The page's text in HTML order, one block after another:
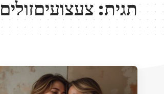
תגית:צעצועיםזולים